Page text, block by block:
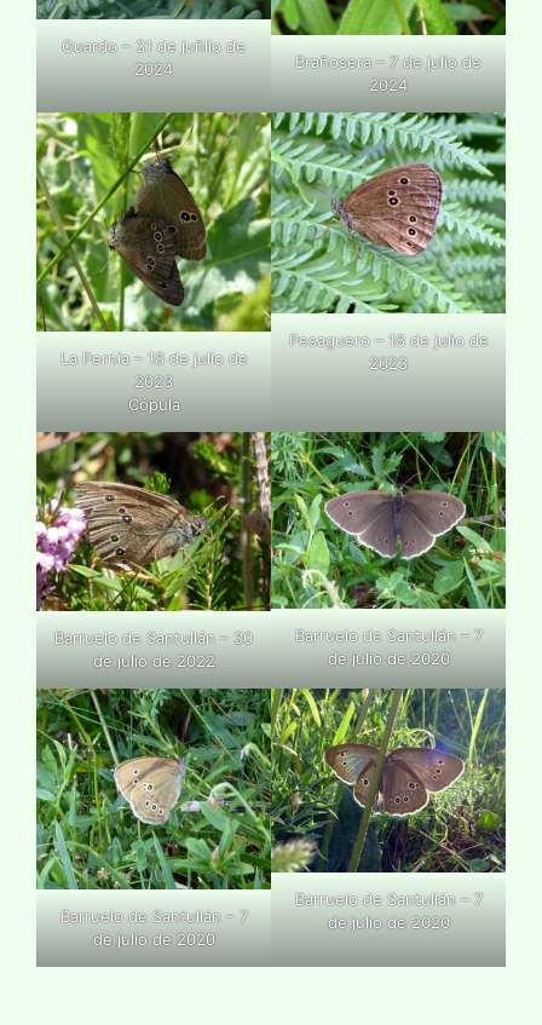
Guardo – 31 de juñlio de
2024
Brañosera – 7 de julio de
2024
La Pernía – 18 de julio de
2023
Cópula
Pesaguero – 18 de julio de
2023
Barruelo de Santullán – 30
de julio de 2022
Barruelo de Santullán – 7
de julio de 2020
Barruelo de Santullán – 7
de julio de 2020
Barruelo de Santullán – 7
de julio de 2020